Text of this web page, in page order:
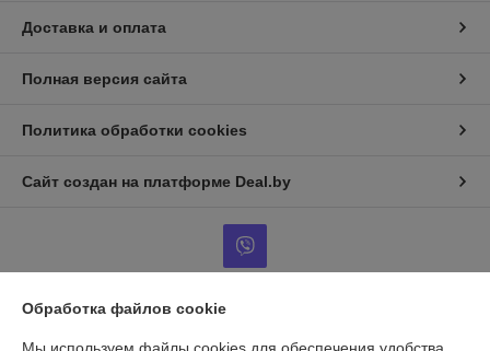
Доставка и оплата
Полная версия сайта
Политика обработки cookies
Сайт создан на платформе Deal.by
Обработка файлов cookie